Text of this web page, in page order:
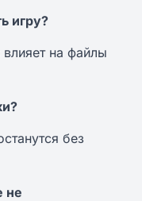
игру?
на файлы
без
не